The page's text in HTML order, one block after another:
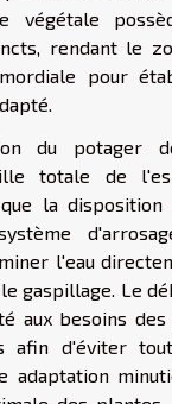
végétale
rendant le
pour
du potager
totale de
la disposition
l'eau
gaspillage. Le
aux besoins des
afin d'éviter
adaptation